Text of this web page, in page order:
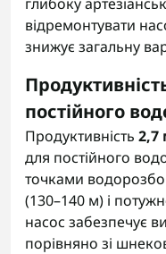
відремонтувати
знижує загальну
постійного
Продуктивність 2,7
для постійного
точками
(130–140 м) і
насос забезпечує
порівняно зі